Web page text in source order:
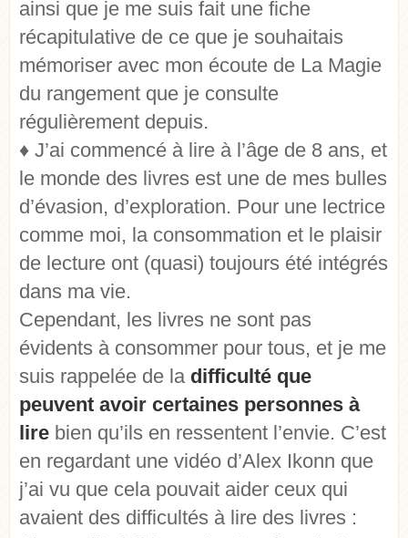
ainsi que je me suis fait une fiche
récapitulative de ce que je souhaitais
mémoriser avec mon écoute de La Magie
du rangement que je consulte
régulièrement depuis.
♦ J’ai commencé à lire à l’âge de 8 ans, et
le monde des livres est une de mes bulles
d’évasion, d’exploration. Pour une lectrice
comme moi, la consommation et le plaisir
de lecture ont (quasi) toujours été intégrés
dans ma vie.
Cependant, les livres ne sont pas
évidents à consommer pour tous, et je me
suis rappelée de la difficulté que
peuvent avoir certaines personnes à
lire bien qu’ils en ressentent l’envie. C’est
en regardant une vidéo d’Alex Ikonn que
j’ai vu que cela pouvait aider ceux qui
avaient des difficultés à lire des livres :